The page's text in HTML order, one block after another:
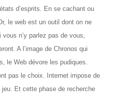
d’esprits. En se cachant ou
le web est un outil dont on ne
n’y parlez pas de vous,
A l’image de Chronos qui
le Web dévore les pudiques.
pas le choix. Internet impose de
jeu. Et cette phase de recherche